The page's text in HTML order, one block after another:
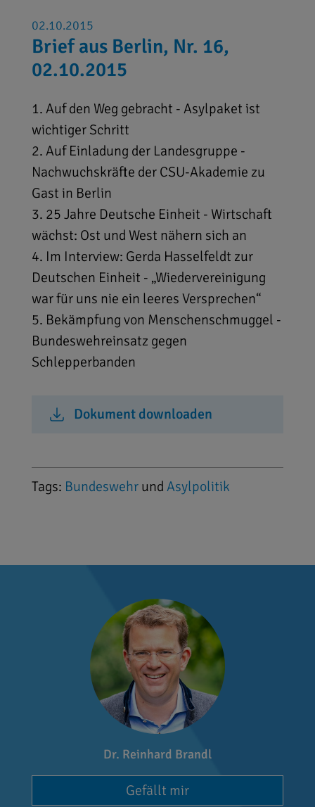
02.10.2015
Brief aus Berlin, Nr. 16,
02.10.2015
1. Auf den Weg gebracht - Asylpaket ist
wichtiger Schritt
2. Auf Einladung der Landesgruppe -
Nachwuchskräfte der CSU-Akademie zu
Gast in Berlin
3. 25 Jahre Deutsche Einheit - Wirtschaft
wächst: Ost und West nähern sich an
4. Im Interview: Gerda Hasselfeldt zur
Deutschen Einheit - „Wiedervereinigung
war für uns nie ein leeres Versprechen“
5. Bekämpfung von Menschenschmuggel -
Bundeswehreinsatz gegen
Schlepperbanden
Dokument downloaden
Tags: Bundeswehrund Asylpolitik
Dr. Reinhard Brandl
Gefällt mir